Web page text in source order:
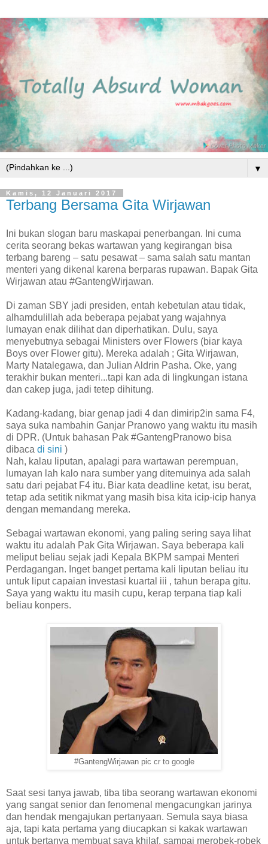
▼
Kamis, 12 Januari 2017
Terbang Bersama Gita Wirjawan
Ini bukan slogan baru maskapai penerbangan. Ini cuma
cerita seorang bekas wartawan yang kegirangan bisa
terbang bareng – satu pesawat – sama salah satu mantan
menteri yang dikenal karena berparas rupawan. Bapak Gita
Wirjawan atau #GantengWirjawan.
Di zaman SBY jadi presiden, entah kebetulan atau tidak,
alhamdulillah ada beberapa pejabat yang wajahnya
lumayan enak dilihat dan diperhatikan. Dulu, saya
menyebutnya sebagai Ministers over Flowers (biar kaya
Boys over Flower gitu). Mereka adalah ; Gita Wirjawan,
Marty Natalegawa, dan Julian Aldrin Pasha. Oke, yang
terakhir bukan menteri...tapi kan ada di lingkungan istana
dan cakep juga, jadi tetep dihitung.
Kadang-kadang, biar genap jadi 4 dan dimirip2in sama F4,
saya suka nambahin Ganjar Pranowo yang waktu itu masih
di DPR. (Untuk bahasan Pak #GantengPranowo bisa
dibaca di sini )
Nah, kalau liputan, apalagi para wartawan perempuan,
lumayan lah kalo nara sumber yang ditemuinya ada salah
satu dari pejabat F4 itu. Biar kata deadline ketat, isu berat,
tetap ada setitik nikmat yang masih bisa kita icip-icip hanya
dengan memandang mereka.
Sebagai wartawan ekonomi, yang paling sering saya lihat
waktu itu adalah Pak Gita Wirjawan. Saya beberapa kali
meliput beliau sejak jadi Kepala BKPM sampai Menteri
Perdagangan. Inget banget pertama kali liputan beliau itu
untuk liput capaian investasi kuartal iii , tahun berapa gitu.
Saya yang waktu itu masih cupu, kerap terpana tiap kali
beliau konpers.
#GantengWirjawan pic cr to google
Saat sesi tanya jawab, tiba tiba seorang wartawan ekonomi
yang sangat senior dan fenomenal mengacungkan jarinya
dan hendak mengajukan pertanyaan. Semula saya biasa
aja, tapi kata pertama yang diucapkan si kakak wartawan
untuk bertanya membuat saya khilaf, sampai merobek-robek